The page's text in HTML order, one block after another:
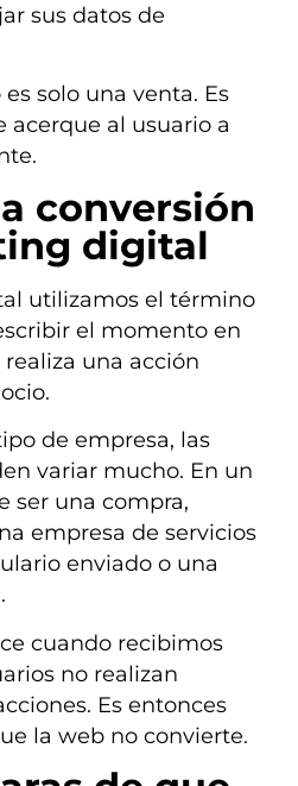
sus datos de
solo una venta. Es
acerque al usuario a
conversión
digital
utilizamos el término
el momento en
una acción
de empresa, las
variar mucho. En un
ser una compra,
empresa de servicios
enviado o una
cuando recibimos
no realizan
Es entonces
la web no convierte.